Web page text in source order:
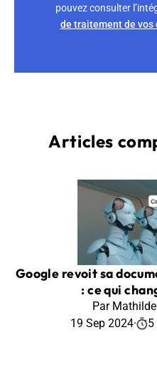
pouvez consulter
de traitement de vos
Articles
Google revoit sa
: ce qui
Par
19 Sep 2024· 5